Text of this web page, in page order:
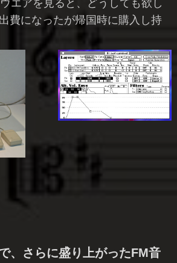
エアを見ると、どうしても欲し
費になったが帰国時に購入し持
、さらに盛り上がったFM音